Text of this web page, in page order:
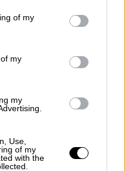
You may click to
its third-party tags to
in below Google
of my
my
my
Use,
of my
with the
που διήρκεσε
της
ουκρανικής
περιφέρεια
ότι δεν